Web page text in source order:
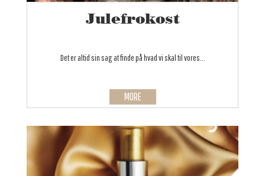
Julefrokost
Det er altid sin sag at finde på hvad vi skal til vores...
MORE